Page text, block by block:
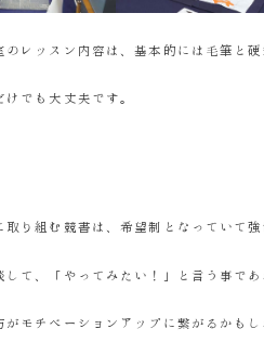
のレッスン内容は、基本的には毛筆と硬
けでも大丈夫です。
取り組む競書は、希望制となっていて強
して、「やってみたい！」と言う事で
がモチベーションアップに繋がるかも